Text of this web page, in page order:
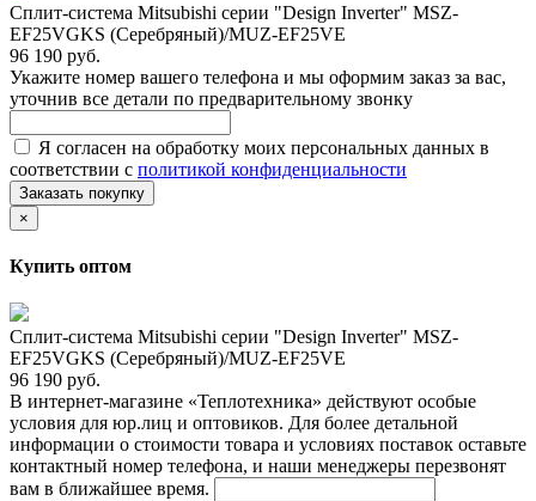
Сплит-система Mitsubishi серии "Design Inverter" MSZ-
EF25VGKS (Серебряный)/MUZ-EF25VE
96 190 руб.
Укажите номер вашего телефона и мы оформим заказ за вас,
уточнив все детали по предварительному звонку
Я согласен на обработку моих персональных данных в
соответствии с политикой конфиденциальности
Заказать покупку
×
Купить оптом
Сплит-система Mitsubishi серии "Design Inverter" MSZ-
EF25VGKS (Серебряный)/MUZ-EF25VE
96 190 руб.
В интернет-магазине «Теплотехника» действуют особые
условия для юр.лиц и оптовиков. Для более детальной
информации о стоимости товара и условиях поставок оставьте
контактный номер телефона, и наши менеджеры перезвонят
вам в ближайшее время.